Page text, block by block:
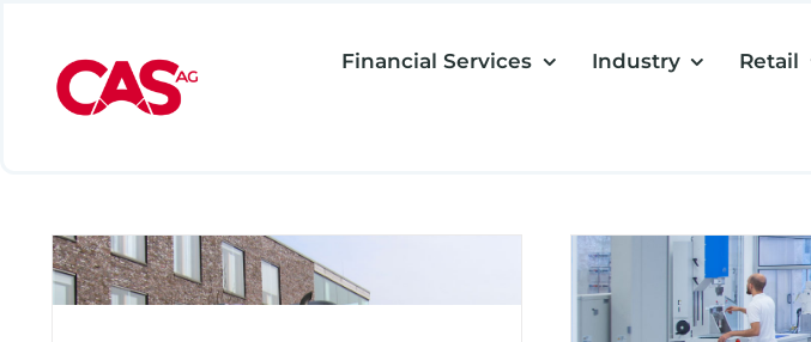
springen
Financial Services Industry Retail